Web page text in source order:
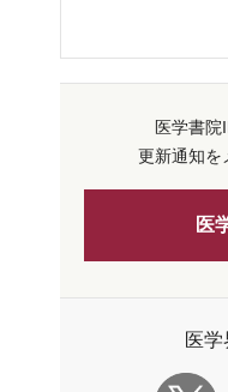
医学書院
更新通知を
医
医